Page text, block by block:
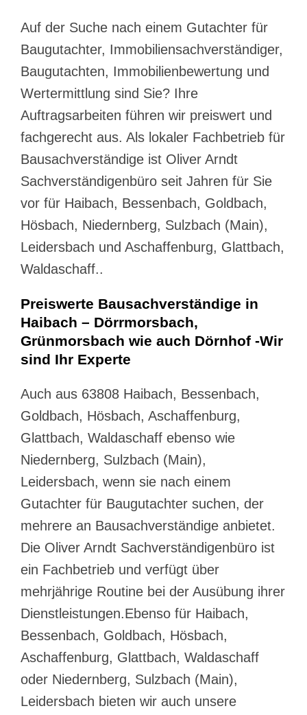
Auf der Suche nach einem Gutachter für
Baugutachter, Immobiliensachverständiger,
Baugutachten, Immobilienbewertung und
Wertermittlung sind Sie? Ihre
Auftragsarbeiten führen wir preiswert und
fachgerecht aus. Als lokaler Fachbetrieb für
Bausachverständige ist Oliver Arndt
Sachverständigenbüro seit Jahren für Sie
vor für Haibach, Bessenbach, Goldbach,
Hösbach, Niedernberg, Sulzbach (Main),
Leidersbach und Aschaffenburg, Glattbach,
Waldaschaff..
Preiswerte Bausachverständige in
Haibach – Dörrmorsbach,
Grünmorsbach wie auch Dörnhof -Wir
sind Ihr Experte
Auch aus 63808 Haibach, Bessenbach,
Goldbach, Hösbach, Aschaffenburg,
Glattbach, Waldaschaff ebenso wie
Niedernberg, Sulzbach (Main),
Leidersbach, wenn sie nach einem
Gutachter für Baugutachter suchen, der
mehrere an Bausachverständige anbietet.
Die Oliver Arndt Sachverständigenbüro ist
ein Fachbetrieb und verfügt über
mehrjährige Routine bei der Ausübung ihrer
Dienstleistungen.Ebenso für Haibach,
Bessenbach, Goldbach, Hösbach,
Aschaffenburg, Glattbach, Waldaschaff
oder Niedernberg, Sulzbach (Main),
Leidersbach bieten wir auch unsere